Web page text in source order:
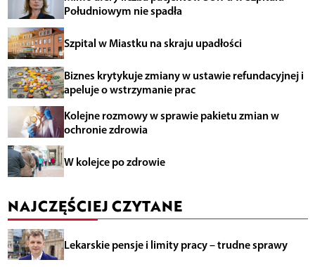
Południowym nie spadła
Szpital w Miastku na skraju upadłości
Biznes krytykuje zmiany w ustawie refundacyjnej i
apeluje o wstrzymanie prac
Kolejne rozmowy w sprawie pakietu zmian w
ochronie zdrowia
W kolejce po zdrowie
NAJCZĘŚCIEJ CZYTANE
Lekarskie pensje i limity pracy – trudne sprawy